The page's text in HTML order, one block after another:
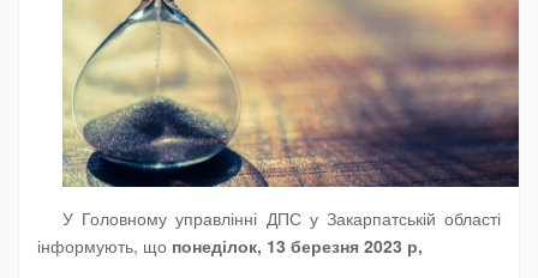
У Головному управлінні ДПС у Закарпатській області
інформують, що понеділок, 13 березня 2023 р,